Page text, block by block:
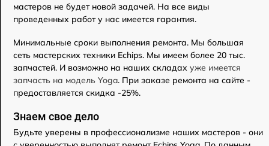
мастеров не будет новой задачей. На все виды
проведенных работ у нас имеется гарантия.
Минимальные сроки выполнения ремонта. Мы большая
сеть мастерских техники Echips. Мы имеем более 20 тыс.
запчастей. И возможно на наших складах уже имеется
запчасть на модель Yoga. При заказе ремонта на сайте -
предоставляется скидка -25%.
Знаем свое дело
Будьте уверены в профессионализме наших мастеров - они